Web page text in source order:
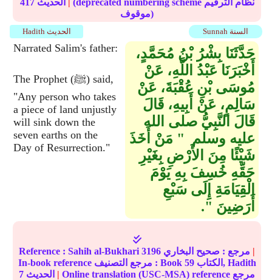
417
| (deprecated numbering scheme نظام الترقيم
موقوف)
Sunnah السنة Hadith الحديث
Narrated Salim's father:
The Prophet (ﷺ) said,
"Any person who takes
a piece of land unjustly
will sink down the
seven earths on the
Day of Resurrection."
حَدَّثَنَا بِشْرُ بْنُ مُحَمَّدٍ،
أَخْبَرَنَا عَبْدُ اللَّهِ، عَنْ
مُوسَى بْنِ عُقْبَةَ، عَنْ
سَالِمٍ، عَنْ أَبِيهِ، قَالَ
قَالَ النَّبِيُّ صلى الله
عليه وسلم ‏ "‏ مَنْ أَخَذَ
شَيْئًا مِنَ الأَرْضِ بِغَيْرِ
حَقِّهِ خُسِفَ بِهِ يَوْمَ
الْقِيَامَةِ إِلَى سَبْعِ
أَرَضِينَ ‏"‏‏.‏
Reference :Sahih al-Bukhari 3196 مرجع : صحيح البخاري
|
In-book reference مرجع التصنيف : Book 59
الكتاب, Hadith
7
| Online translation (USC-MSA) reference مرجع